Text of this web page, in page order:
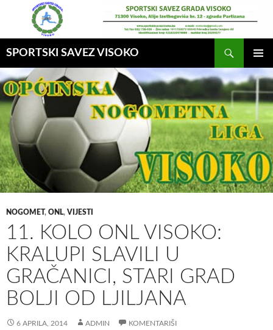
SPORTSKI SAVEZ VISOKO
MENI
NOGOMET, ONL, VIJESTI
11. KOLO ONL VISOKO:
KRALUPI SLAVILI U
GRAČANICI, STARI GRAD
BOLJI OD LJILJANA
6 APRILA, 2014 ADMIN KOMENTARIŠI